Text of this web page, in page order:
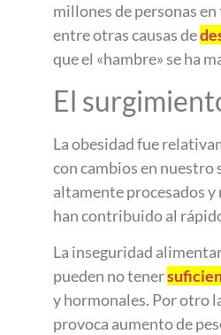
millones de personas
entre otras causas de
que el «hambre» se ha
El
La obesidad fue
con cambios en nuestro
altamente procesados y
han contribuido al
La inseguridad
pueden no tener
y hormonales. Por otro
provoca aumento de